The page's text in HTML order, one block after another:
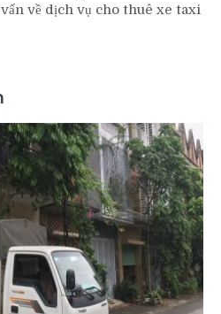
về dịch vụ cho thuê xe taxi